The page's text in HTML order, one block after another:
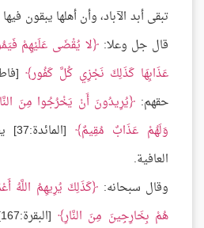
تبقى أبد الآباد، وأن أهلها يبقون
قال جل وعلا: لا يُقْضَى عَلَيْهِمْ
عَذَابِهَا كَذَلِكَ نَجْزِي كُلَّ كَفُور
حقهم:
يُرِيدُونَ أَنْ يَخْرُجُوا مِنَ
وَلَهُمْ عَذَابٌ مُقِيمٌ
العافية.
وقال سبحانه: كَذَلِكَ يُرِيهِمُ اللَّهُ
هُمْ بِخَارِجِينَ مِنَ النَّارِ